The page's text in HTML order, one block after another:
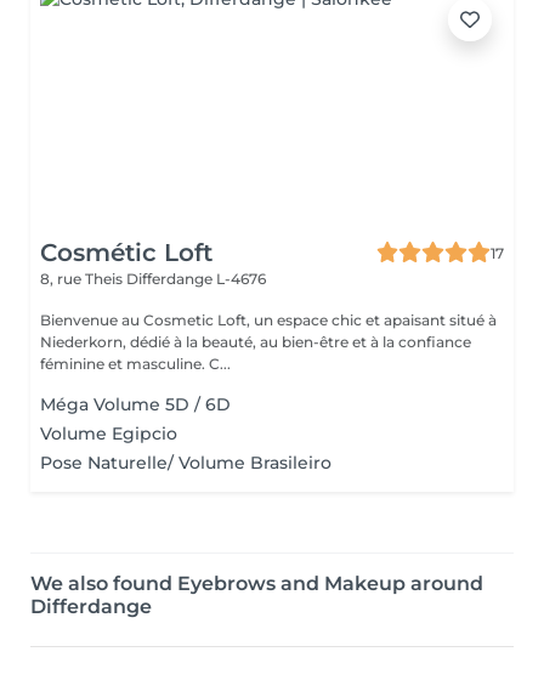
Cosmétic Loft
17
8, rue Theis Differdange L-4676
Bienvenue au Cosmetic Loft, un espace chic et apaisant situé à
Niederkorn, dédié à la beauté, au bien-être et à la confiance
féminine et masculine. C...
Méga Volume 5D / 6D
Volume Egipcio
Pose Naturelle/ Volume Brasileiro
We also found Eyebrows and Makeup around
Differdange